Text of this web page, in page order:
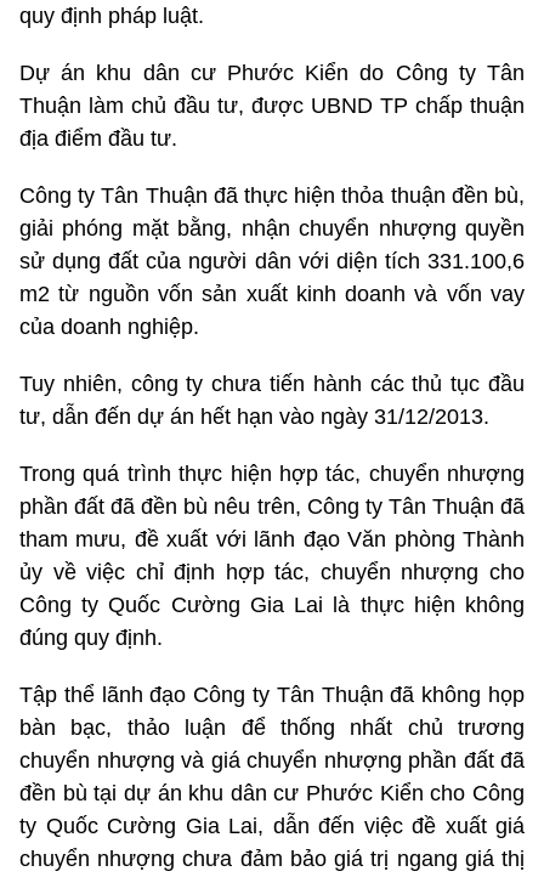
quy định pháp luật.
Dự án khu dân cư Phước Kiển do Công ty Tân
Thuận làm chủ đầu tư, được UBND TP chấp thuận
địa điểm đầu tư.
Công ty Tân Thuận đã thực hiện thỏa thuận đền bù,
giải phóng mặt bằng, nhận chuyển nhượng quyền
sử dụng đất của người dân với diện tích 331.100,6
m2 từ nguồn vốn sản xuất kinh doanh và vốn vay
của doanh nghiệp.
Tuy nhiên, công ty chưa tiến hành các thủ tục đầu
tư, dẫn đến dự án hết hạn vào ngày 31/12/2013.
Trong quá trình thực hiện hợp tác, chuyển nhượng
phần đất đã đền bù nêu trên, Công ty Tân Thuận đã
tham mưu, đề xuất với lãnh đạo Văn phòng Thành
ủy về việc chỉ định hợp tác, chuyển nhượng cho
Công ty Quốc Cường Gia Lai là thực hiện không
đúng quy định.
Tập thể lãnh đạo Công ty Tân Thuận đã không họp
bàn bạc, thảo luận để thống nhất chủ trương
chuyển nhượng và giá chuyển nhượng phần đất đã
đền bù tại dự án khu dân cư Phước Kiển cho Công
ty Quốc Cường Gia Lai, dẫn đến việc đề xuất giá
chuyển nhượng chưa đảm bảo giá trị ngang giá thị